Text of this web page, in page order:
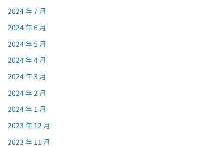
2024 年 7 月
2024 年 6 月
2024 年 5 月
2024 年 4 月
2024 年 3 月
2024 年 2 月
2024 年 1 月
2023 年 12 月
2023 年 11 月